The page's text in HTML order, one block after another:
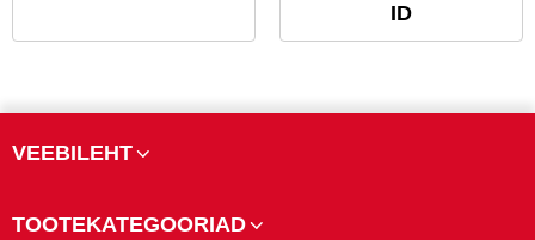
ID
VEEBILEHT
TOOTEKATEGOORIAD